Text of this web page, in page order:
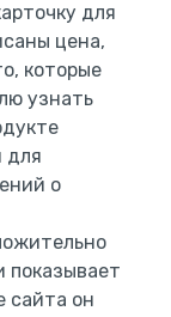
для
цена,
которые
узнать
для
о
показывает
сайта он